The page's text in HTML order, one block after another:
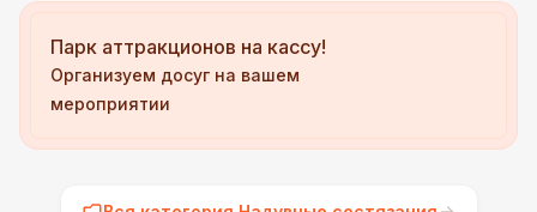
Парк аттракционов на кассу!
Организуем досуг на вашем
мероприятии